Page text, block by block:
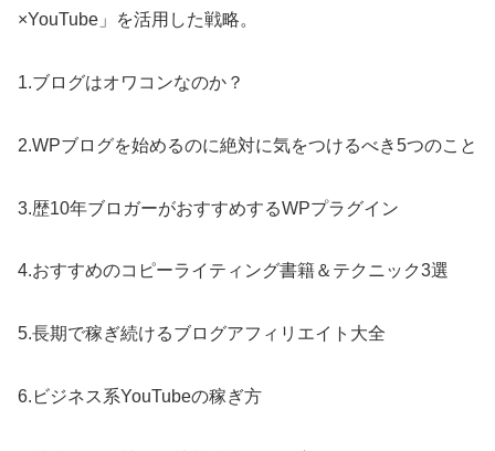
×YouTube」を活用した戦略。
1.ブログはオワコンなのか？
2.WPブログを始めるのに絶対に気をつけるべき5つのこと
3.歴10年ブロガーがおすすめするWPプラグイン
4.おすすめのコピーライティング書籍＆テクニック3選
5.長期で稼ぎ続けるブログアフィリエイト大全
6.ビジネス系YouTubeの稼ぎ方